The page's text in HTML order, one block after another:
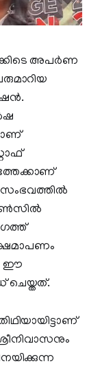
അപർണ
സംഭവത്തിൽ
ഈ
ചെയ്തത്.